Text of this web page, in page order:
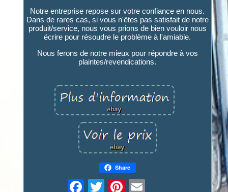
Notre entreprise repose sur votre confiance en nous.
Dans de rares cas, si vous n'êtes pas satisfait de notre
produit/service, nous vous prions de bien vouloir nous
écrire pour résoudre le problème à l'amiable.
Nous ferons de notre mieux pour répondre à vos
plaintes/revendications.
Share